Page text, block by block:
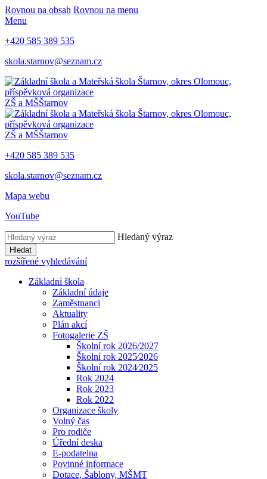
Rovnou na obsah Rovnou na menu
Menu
+420 585 389 535
skola.starnov@seznam.cz
ZŠ a MŠŠtarnov
ZŠ a MŠŠtarnov
+420 585 389 535
skola.starnov@seznam.cz
Mapa webu
YouTube
Hledaný výraz
Hledat
rozšířené vyhledávání
Základní škola
Základní údaje
Zaměstnanci
Aktuality
Plán akcí
Fotogalerie ZŠ
Školní rok 2026/2027
Školní rok 2025⁄2026
Školní rok 2024⁄2025
Rok 2024
Rok 2023
Rok 2022
Organizace školy
Volný čas
Pro rodiče
Úřední deska
E-podatelna
Povinné informace
Dotace, Šablony, MŠMT